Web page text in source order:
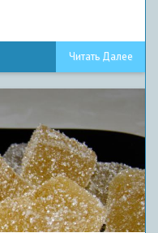
Читать Далее